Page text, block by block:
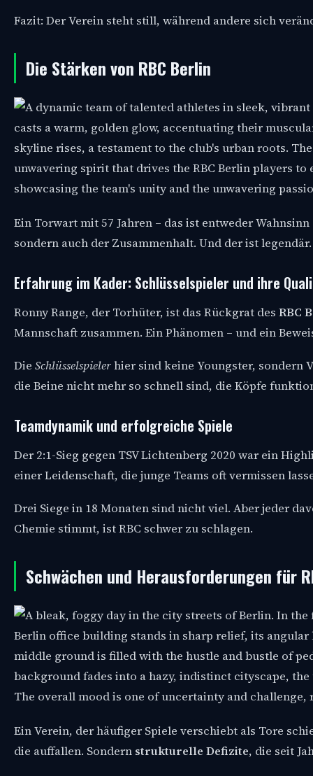
Fazit: Der Verein steht still, während andere sich
Die Stärken von RBC Berlin
Ein Torwart mit 57 Jahren – das ist entweder
sondern auch der Zusammenhalt. Und der ist legendär.
Erfahrung im Kader: Schlüsselspieler und ihre
Ronny Range, der Torhüter, ist das Rückgrat des RBC
Mannschaft zusammen. Ein Phänomen – und ein
Die Schlüsselspielerhier sind keine Youngster, sondern
die Beine nicht mehr so schnell sind, die Köpfe
Teamdynamik und erfolgreiche Spiele
Der 2:1-Sieg gegen TSV Lichtenberg 2020 war ein
einer Leidenschaft, die junge Teams oft vermissen
Drei Siege in 18 Monaten sind nicht viel. Aber jeder
Chemie stimmt, ist RBC schwer zu schlagen.
Schwächen und Herausforderungen für
Ein Verein, der häufiger Spiele verschiebt als Tore
die auffallen. Sondern strukturelle Defizite, die seit